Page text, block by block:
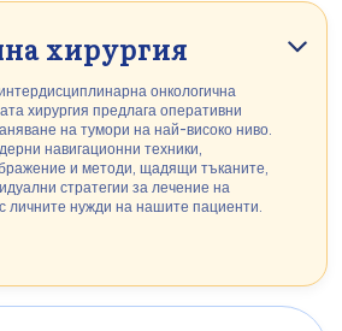
хирургия
онкологична
хирургия предлага оперативни
на тумори на най-високо ниво.
навигационни техники,
и методи, щадящи тъканите,
стратегии за лечение на
личните нужди на нашите пациенти.